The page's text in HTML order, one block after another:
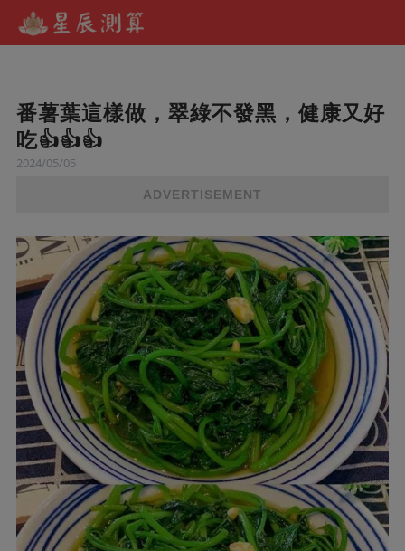
番薯葉這樣做，翠綠不發黑，健康又好
吃👍👍👍
2024/05/05
ADVERTISEMENT